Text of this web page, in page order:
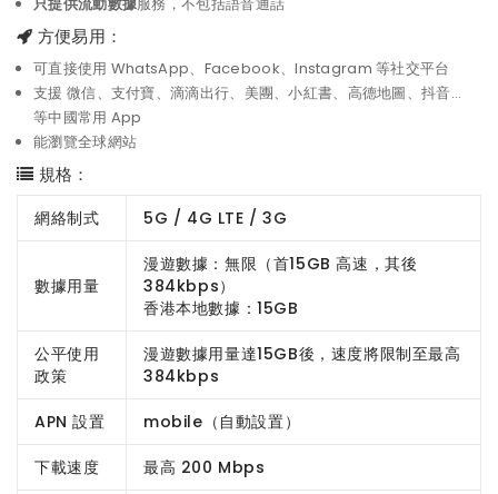
方便易用：
可直接使用 WhatsApp、Facebook、Instagram 等社交平台
支援 微信、支付寶、滴滴出行、美團、小紅書、高德地圖、抖音...
等中國常用 App
能瀏覽全球網站
規格：
網絡制式 5G / 4G LTE / 3G
數據用量
漫遊數據：無限（首15GB 高速，其後
384kbps）
香港本地數據：15GB
公平使用
政策
漫遊數據用量達15GB後，速度將限制至最高
384kbps
APN 設置 mobile（自動設置）
下載速度 最高 200 Mbps